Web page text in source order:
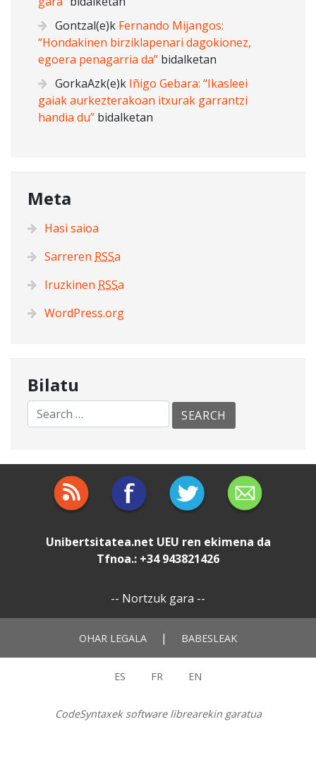
Gontzal(e)k Fernando Mijangos:
“Hondakinen birziklapenari dagokionez,
egoera penagarria da” bidalketan
GorkaAzk(e)k Iñigo Gebara: “Ikasleei
gaiak aurkezterakoan itxurak garrantzi
handia du” bidalketan
Meta
Hasi saioa
Sarreren RSSa
Iruzkinen RSSa
WordPress.org
Bilatu
Unibertsitatea.net UEU ren ekimena da
Tfnoa.: +34 943821426
-- Nortzuk gara --
OHAR LEGALA | BABESLEAK
ES FR EN
CodeSyntaxek software librearekin garatua